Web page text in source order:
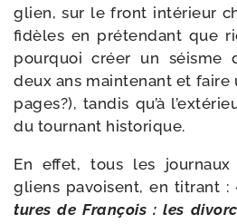
glien, sur le front inté­rieur
fidèles en pré­ten­dant que
pour­quoi créer un séisme
deux ans main­te­nant et
pages?), tan­dis qu’à
du tour­nant historique.
En effet, tous les
gliens pavoisent, en titrant
tures de François : les